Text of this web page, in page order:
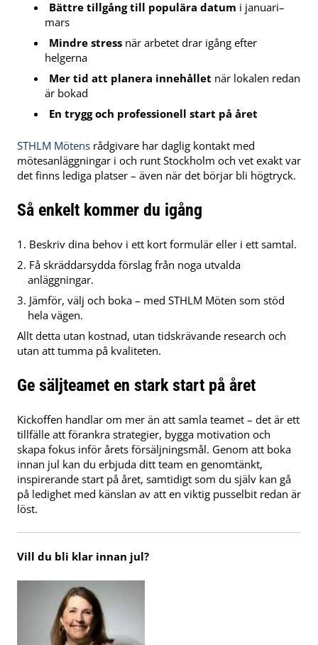
Bättre tillgång till populära datum i januari–
mars
Mindre stress när arbetet drar igång efter
helgerna
Mer tid att planera innehållet när lokalen redan
är bokad
En trygg och professionell start på året
STHLM Mötens rådgivare har daglig kontakt med
mötesanläggningar i och runt Stockholm och vet exakt var
det finns lediga platser – även när det börjar bli högtryck.
Så enkelt kommer du igång
Beskriv dina behov i ett kort formulär eller i ett samtal.
Få skräddarsydda förslag från noga utvalda
anläggningar.
Jämför, välj och boka – med STHLM Möten som stöd
hela vägen.
Allt detta utan kostnad, utan tidskrävande research och
utan att tumma på kvaliteten.
Ge säljteamet en stark start på året
Kickoffen handlar om mer än att samla teamet – det är ett
tillfälle att förankra strategier, bygga motivation och
skapa fokus inför årets försäljningsmål. Genom att boka
innan jul kan du erbjuda ditt team en genomtänkt,
inspirerande start på året, samtidigt som du själv kan gå
på ledighet med känslan av att en viktig pusselbit redan är
löst.
Vill du bli klar innan jul?